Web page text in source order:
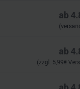
ab
ab
(zzgl. 5,99€